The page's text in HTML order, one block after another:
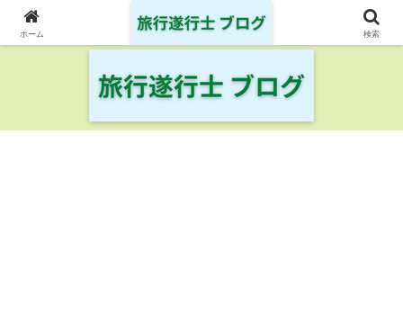
日本の鉄道・空港を制覇した旅行遂行士の旅の記録
ホーム 検索